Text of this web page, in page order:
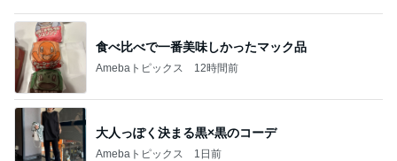
食べ比べで一番美味しかったマック品
Amebaトピックス 12時間前
大人っぽく決まる黒×黒のコーデ
Amebaトピックス 1日前